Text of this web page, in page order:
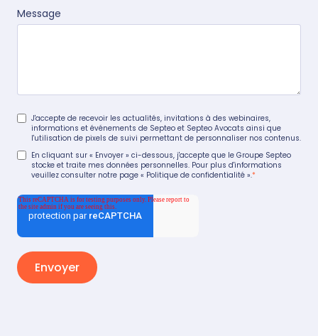
Message
J'accepte de recevoir les actualités, invitations à des webinaires,
informations et événements de Septeo et Septeo Avocats ainsi que
l'utilisation de pixels de suivi permettant de personnaliser nos contenus.
En cliquant sur « Envoyer » ci-dessous, j'accepte que le Groupe Septeo
stocke et traite mes données personnelles. Pour plus d'informations
veuillez consulter notre page « Politique de confidentialité ».*